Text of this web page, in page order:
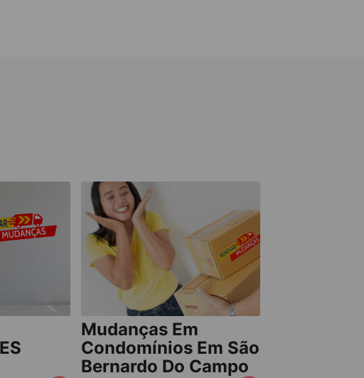
Mudanças Em
Condomínios Em São
Bernardo Do Campo